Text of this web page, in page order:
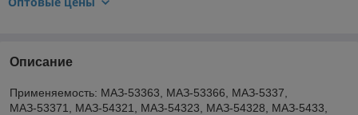
Описание
Применяемость: МАЗ-53363, МАЗ-53366, МАЗ-5337,
МАЗ-53371, МАЗ-54321, МАЗ-54323, МАЗ-54328, МАЗ-5433,